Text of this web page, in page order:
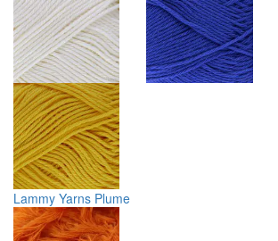
Lammy Yarns Plume